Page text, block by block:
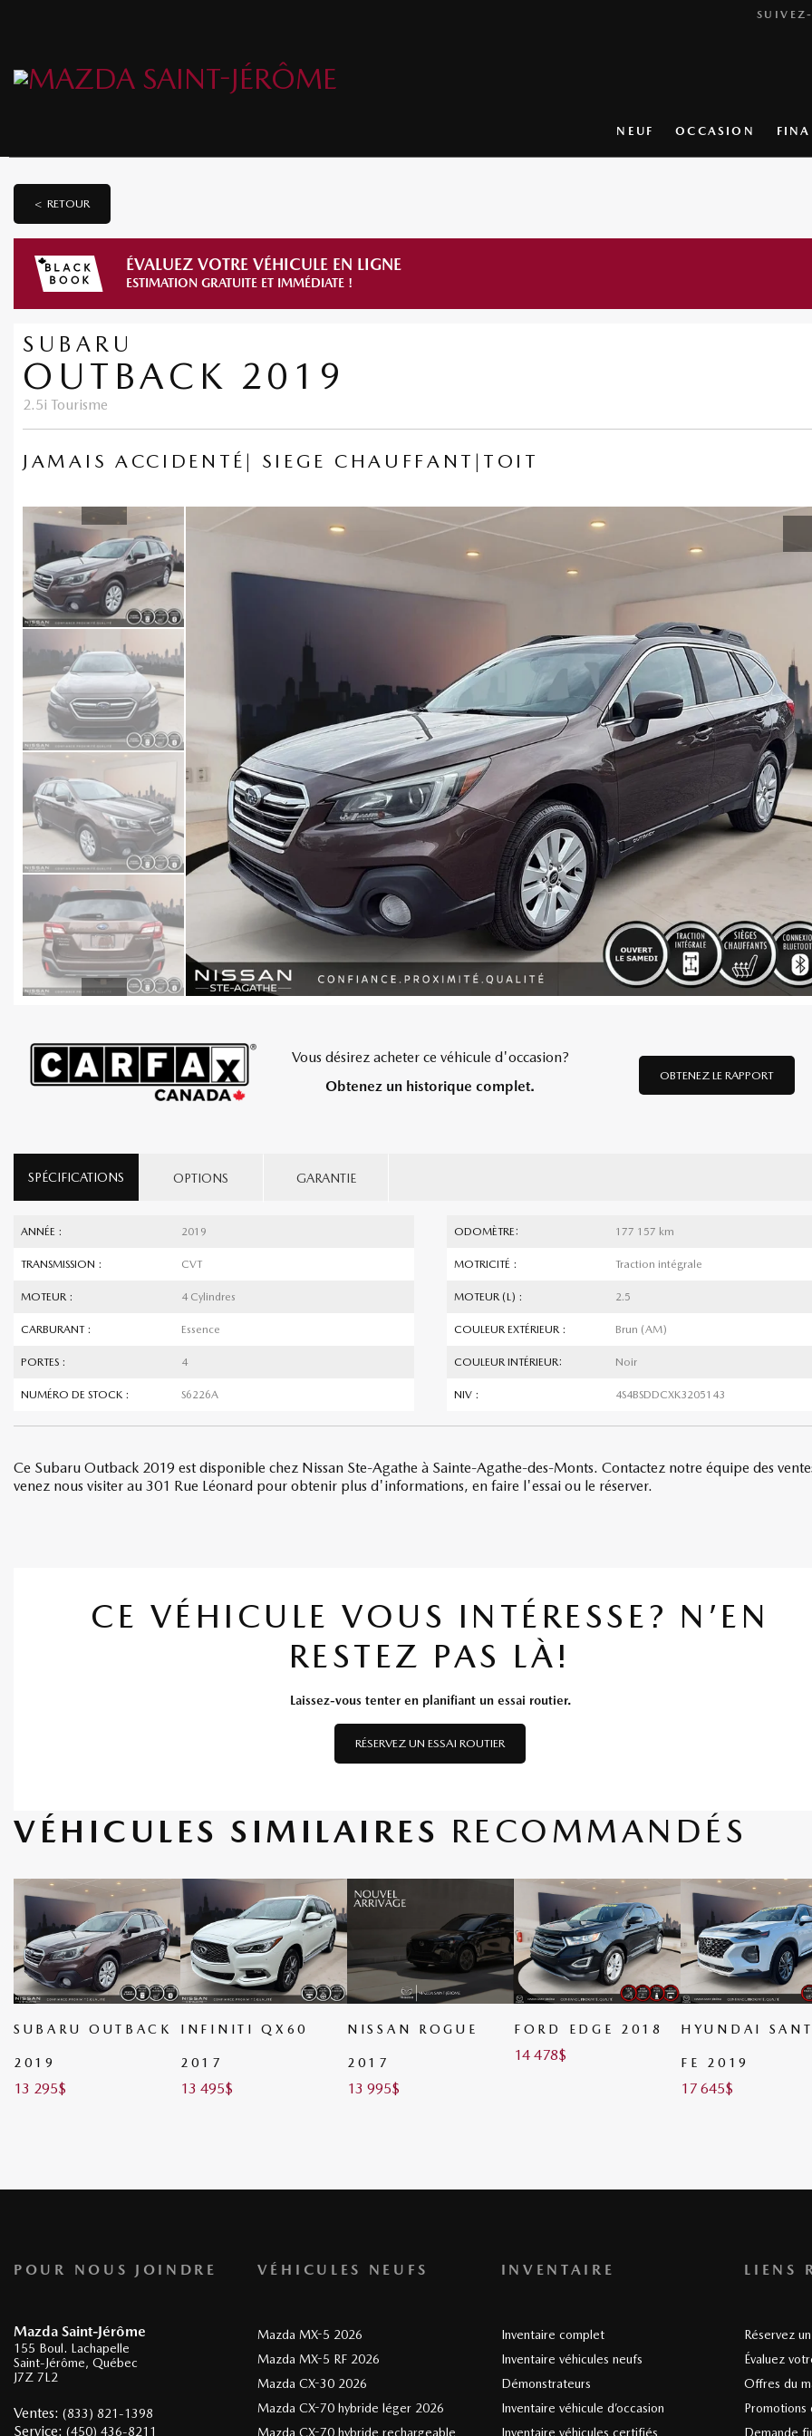
NEUF OCCASION
< RETOUR
ÉVALUEZ VOTRE VÉHICULE EN LIGNE
ESTIMATION GRATUITE ET IMMÉDIATE !
SUBARU
OUTBACK 2019
2.5i Tourisme
JAMAIS ACCIDENTÉ| SIEGE CHAUFFANT|TOIT
Vous désirez acheter ce véhicule d'occasion?
Obtenez un historique complet.
OBTENEZ LE RAPPORT
SPÉCIFICATIONS OPTIONS GARANTIE
ANNÉE : 2019 ODOMÈTRE: 177 157 km
TRANSMISSION : CVT MOTRICITÉ : Traction intégrale
MOTEUR : 4 Cylindres MOTEUR (L) : 2.5
CARBURANT : Essence COULEUR EXTÉRIEUR : Brun (AM)
PORTES : 4 COULEUR INTÉRIEUR: Noir
NUMÉRO DE STOCK : S6226A NIV : 4S4BSDDCXK3205143
Ce Subaru Outback 2019 est disponible chez Nissan Ste-Agathe à Sainte-Agathe-des-Monts. Contactez notre équipe des
venez nous visiter au 301 Rue Léonard pour obtenir plus d'informations, en faire l'essai ou le réserver.
CE VÉHICULE VOUS INTÉRESSE? N’EN
RESTEZ PAS LÀ!
Laissez-vous tenter en planifiant un essai routier.
RÉSERVEZ UN ESSAI ROUTIER
VÉHICULES SIMILAIRES RECOMMANDÉS
SUBARU OUTBACK
2019
13 295$
INFINITI QX60
2017
13 495$
NISSAN ROGUE
2017
13 995$
FORD EDGE 2018
14 478$
HYUNDAI
FE 2019
17 645$
POUR NOUS JOINDRE
Mazda Saint-Jérôme
155 Boul. Lachapelle
Saint-Jérôme, Québec
J7Z 7L2
Ventes: (833) 821-1398
Service: (450) 436-8211
VÉHICULES NEUFS
Mazda MX-5 2026
Mazda MX-5 RF 2026
Mazda CX-30 2026
Mazda CX-70 hybride léger 2026
Mazda CX-70 hybride rechargeable
INVENTAIRE
Inventaire complet
Inventaire véhicules neufs
Démonstrateurs
Inventaire véhicule d’occasion
Inventaire véhicules certifiés
LIENS
Réservez
Évaluez
Offres du
Promotions
Demande